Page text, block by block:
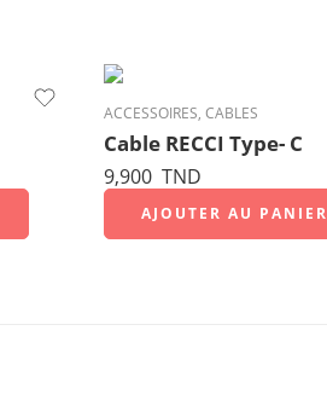
ACCESSOIRES, CABLES
Cable RECCI Type- C
9,900 TND
AJOUTER AU PANIER